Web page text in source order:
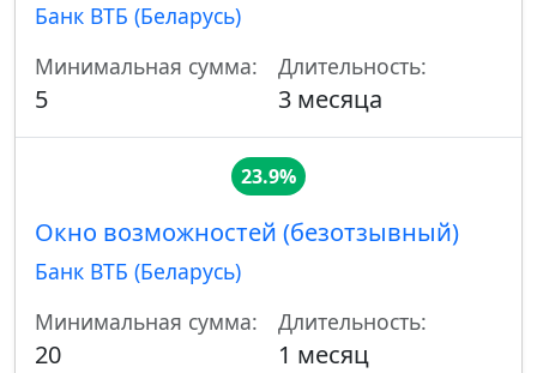
Банк ВТБ (Беларусь)
Минимальная сумма:
5
Длительность:
3 месяца
23.9%
Окно возможностей (безотзывный)
Банк ВТБ (Беларусь)
Минимальная сумма:
20
Длительность:
1 месяц